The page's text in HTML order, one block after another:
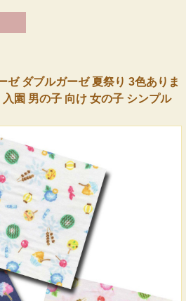
ゼ ダブルガーゼ 夏祭り 3色ありま
園 男の子 向け 女の子 シンプル